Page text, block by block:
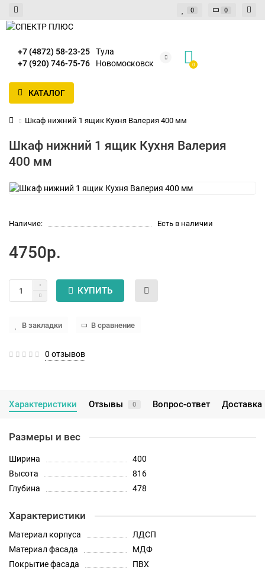
0 0
+7 (4872) 58-23-25
Тула
+7 (920) 746-75-76
Новомосковск 0
КАТАЛОГ
Шкаф нижний 1 ящик Кухня Валерия 400 мм
Шкаф нижний 1 ящик Кухня Валерия
400 мм
Наличие: Есть в наличии
4750р.
КУПИТЬ
В закладки В сравнение
0 отзывов
Характеристики Отзывы 0 Вопрос-ответ Доставка
Размеры и вес
Ширина
400
Высота
816
Глубина
478
Характеристики
Материал корпуса
ЛДСП
Материал фасада
МДФ
Покрытие фасада
ПВХ